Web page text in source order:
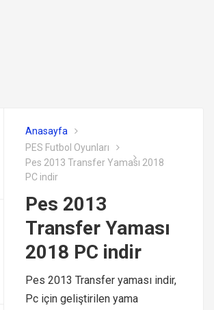
Anasayfa
PES Futbol Oyunları
Pes 2013 Transfer Yaması 2018
PC indir
Pes 2013
Transfer Yaması
2018 PC indir
Pes 2013 Transfer yaması indir,
Pc için geliştirilen yama